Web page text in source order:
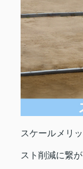
スケールメリ
スト削減に繋